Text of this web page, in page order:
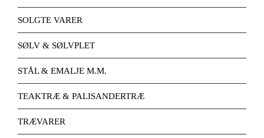
SOLGTE VARER
SØLV & SØLVPLET
STÅL & EMALJE M.M.
TEAKTRÆ & PALISANDERTRÆ
TRÆVARER